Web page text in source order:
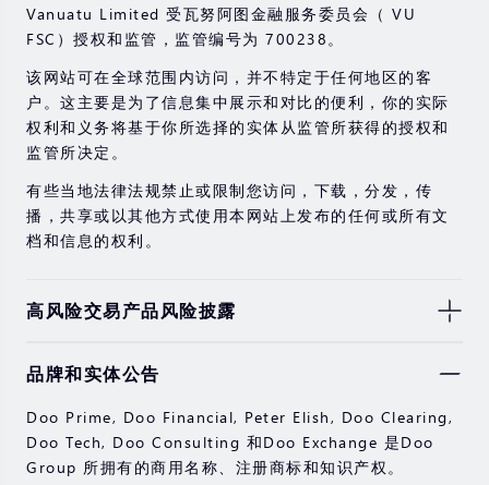
Vanuatu Limited 受瓦努阿图金融服务委员会（ VU
FSC）授权和监管，监管编号为 700238。
该网站可在全球范围内访问，并不特定于任何地区的客
户。这主要是为了信息集中展示和对比的便利，你的实际
权利和义务将基于你所选择的实体从监管所获得的授权和
监管所决定。
有些当地法律法规禁止或限制您访问，下载，分发，传
播，共享或以其他方式使用本网站上发布的任何或所有文
档和信息的权利。
高风险交易产品风险披露
券，期货，差价合约和其他金融产品交易涉及高风险，可
过去的投资表现并不代表其未来的表现。
在与我们进行任何交易之前，请确保您完全了解使用相应
品牌和实体公告
Doo Prime, Doo Financial, Peter Elish, Doo Clearing,
Doo Tech, Doo Consulting 和Doo Exchange 是Doo
Group 所拥有的商用名称、注册商标和知识产权。